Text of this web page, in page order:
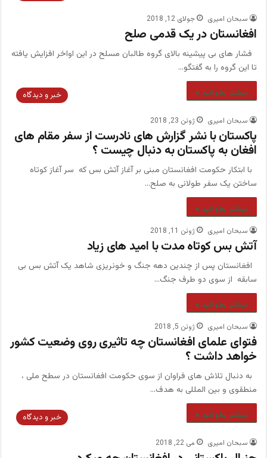
سبحان امیری جولای 12, 2018
افغانستان در یک قدمی صلح
فشار های بی پیشینه بالای گروه طالبان مسلح در این اواخر افزایش یافته
تا این گروه را به گفتگو…
بیشتر بخوانید » خبر و دیدگاه
سبحان امیری ژوئن 23, 2018
پاکستان با نشر گزارش های نادرست از سفر مقام های
افغان به پاکستان به دنبال چیست ؟
با ابتکار حکومت افغانستان مبنی بر آغاز آتش بس که سر آغاز کوتاه
ساختن یک سفر طولانی به صلح…
بیشتر بخوانید »
سبحان امیری ژوئن 11, 2018
آتش بس کوتاه مدت با امید های زیاد
افغانستان پس از چندین دهه جنگ و خونریزی شاهد یک آتش بس بی
سابقه از سوی دو طرف جنگ…
بیشتر بخوانید »
سبحان امیری ژوئن 5, 2018
فتوای علمای افغانستان چه تاثیری روی وضعیت کشور
خواهد داشت ؟
به دنبال تلاش های فراوان از سوی حکومت افغانستان در سطح ملی ،
منطقوی و بین المللی به هدف…
بیشتر بخوانید » خبر و دیدگاه
سبحان امیری می 22, 2018